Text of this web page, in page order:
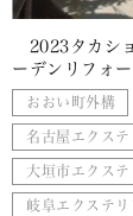
2023タカシ
ーデンリフォ
おおい町外構
名古屋エクステ
大垣市エクステ
岐阜エクステリ